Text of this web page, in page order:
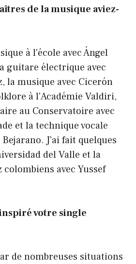
de la musique aviez-
à l'école avec Ángel
guitare électrique avec
la musique avec Cicerón
à l'Académie Valdiri,
au Conservatoire avec
et la technique vocale
J'ai fait quelques
del Valle et la
avec Yussef
votre single
de nombreuses situations